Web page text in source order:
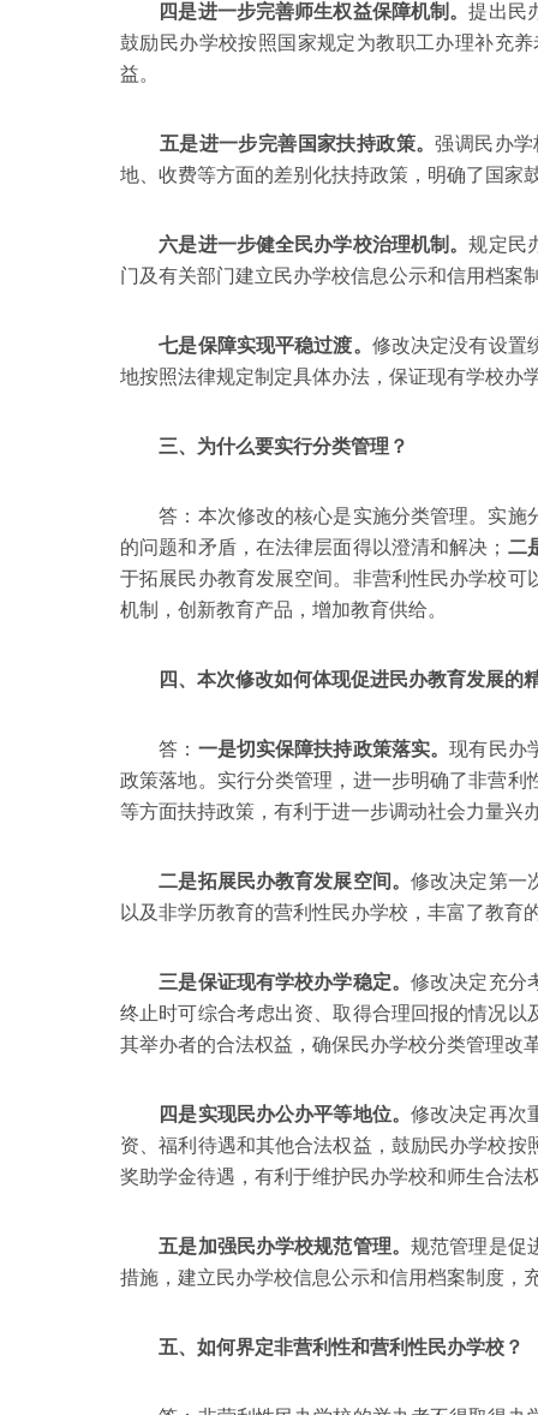
四是进一步完善师生权益保障机制。提出民
鼓励民办学校按照国家规定为教职工办理补充
益。
五是进一步完善国家扶持政策。强调民办
地、收费等方面的差别化扶持政策，明确了国家
六是进一步健全民办学校治理机制。规定民
门及有关部门建立民办学校信息公示和信用档案
七是保障实现平稳过渡。 修改决定没有设置
地按照法律规定制定具体办法，保证现有学校办
三、为什么要实行分类管理？
答：本次修改的核心是实施分类管理。实施
的问题和矛盾，在法律层面得以澄清和解决； 二
于拓展民办教育发展空间。非营利性民办学校
机制，创新教育产品，增加教育供给。
四、本次修改如何体现促进民办教育发展的
答： 一是切实保障扶持政策落实。现有民办
政策落地。实行分类管理，进一步明确了非营
等方面扶持政策，有利于进一步调动社会力量兴
二是拓展民办教育发展空间。 修改决定第一
以及非学历教育的营利性民办学校，丰富了教
三是保证现有学校办学稳定。 修改决定充分
终止时可综合考虑出资、取得合理回报的情况
其举办者的合法权益，确保民办学校分类管理改
四是实现民办公办平等地位。 修改决定再次
资、福利待遇和其他合法权益，鼓励民办学校
奖助学金待遇，有利于维护民办学校和师生合法
五是加强民办学校规范管理。 规范管理是促
措施，建立民办学校信息公示和信用档案制度，
五、如何界定非营利性和营利性民办学校？